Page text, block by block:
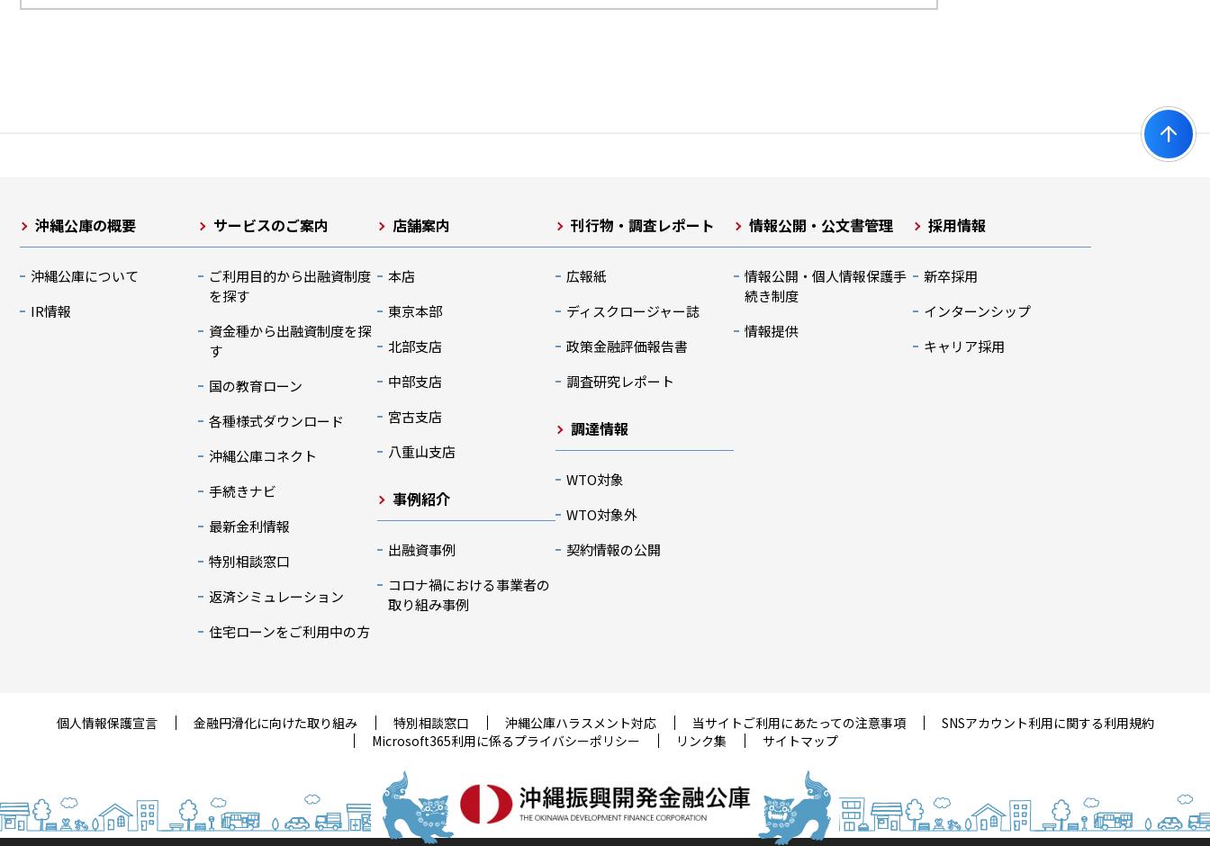
沖縄公庫の概要
沖縄公庫について
IR情報
サービスのご案内
ご利用目的から出融資制度
を探す
資金種から出融資制度を探
す
国の教育ローン
各種様式ダウンロード
沖縄公庫コネクト
手続きナビ
最新金利情報
特別相談窓口
返済シミュレーション
住宅ローンをご利用中の方
店舗案内
本店
東京本部
北部支店
中部支店
宮古支店
八重山支店
事例紹介
出融資事例
コロナ禍における事業者の
取り組み事例
刊行物・調査レポート
広報紙
ディスクロージャー誌
政策金融評価報告書
調査研究レポート
調達情報
WTO対象
WTO対象外
契約情報の公開
情報公開・公文書管理
情報公開・個人情報保護手
続き制度
情報提供
採用情報
新卒採用
インターンシップ
キャリア採用
個人情報保護宣言 金融円滑化に向けた取り組み 特別相談窓口 沖縄公庫ハラスメント対応 当サイトご利用にあたっての注意事項
SNSアカウント利用に関する利用規約
Microsoft365利用に係るプライバシーポリシー
リンク集 サイトマップ